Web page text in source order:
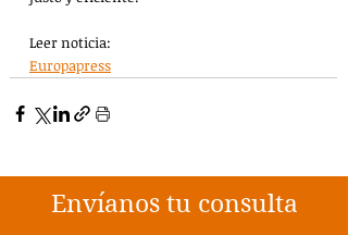
Leer noticia:
Europapress
Envíanos tu consulta